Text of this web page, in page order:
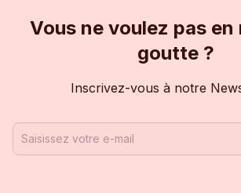
Vous ne voulez pas
goutte ?
Inscrivez-vous à notre